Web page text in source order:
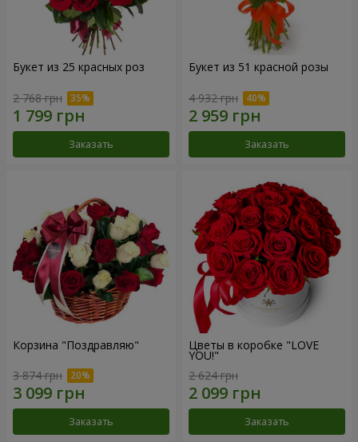
Букет из 25 красных роз
2 768 грн
Заказать
Букет из 51 красной розы
4 932 грн
Заказать
Корзина "Поздравляю"
3 874 грн
Заказать
Цветы в коробке "LOVE
YOU!"
2 624 грн
Заказать